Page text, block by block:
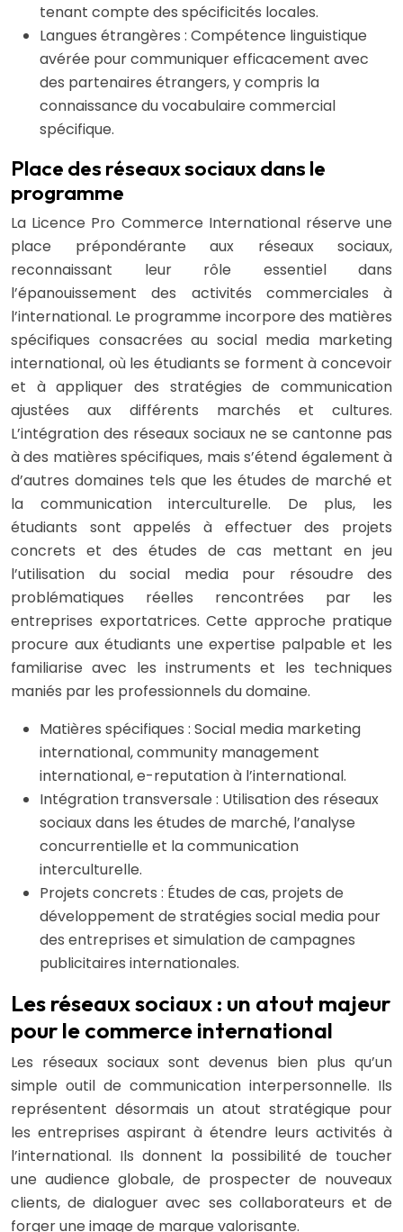
tenant compte des spécificités locales.
Langues étrangères : Compétence linguistique
avérée pour communiquer efficacement avec
des partenaires étrangers, y compris la
connaissance du vocabulaire commercial
spécifique.
Place des réseaux sociaux dans le
programme
La Licence Pro Commerce International réserve une
place prépondérante aux réseaux sociaux,
reconnaissant leur rôle essentiel dans
l’épanouissement des activités commerciales à
l’international. Le programme incorpore des matières
spécifiques consacrées au social media marketing
international, où les étudiants se forment à concevoir
et à appliquer des stratégies de communication
ajustées aux différents marchés et cultures.
L’intégration des réseaux sociaux ne se cantonne pas
à des matières spécifiques, mais s’étend également à
d’autres domaines tels que les études de marché et
la communication interculturelle. De plus, les
étudiants sont appelés à effectuer des projets
concrets et des études de cas mettant en jeu
l’utilisation du social media pour résoudre des
problématiques réelles rencontrées par les
entreprises exportatrices. Cette approche pratique
procure aux étudiants une expertise palpable et les
familiarise avec les instruments et les techniques
maniés par les professionnels du domaine.
Matières spécifiques : Social media marketing
international, community management
international, e-reputation à l’international.
Intégration transversale : Utilisation des réseaux
sociaux dans les études de marché, l’analyse
concurrentielle et la communication
interculturelle.
Projets concrets : Études de cas, projets de
développement de stratégies social media pour
des entreprises et simulation de campagnes
publicitaires internationales.
Les réseaux sociaux : un atout majeur
pour le commerce international
Les réseaux sociaux sont devenus bien plus qu’un
simple outil de communication interpersonnelle. Ils
représentent désormais un atout stratégique pour
les entreprises aspirant à étendre leurs activités à
l’international. Ils donnent la possibilité de toucher
une audience globale, de prospecter de nouveaux
clients, de dialoguer avec ses collaborateurs et de
forger une image de marque valorisante.